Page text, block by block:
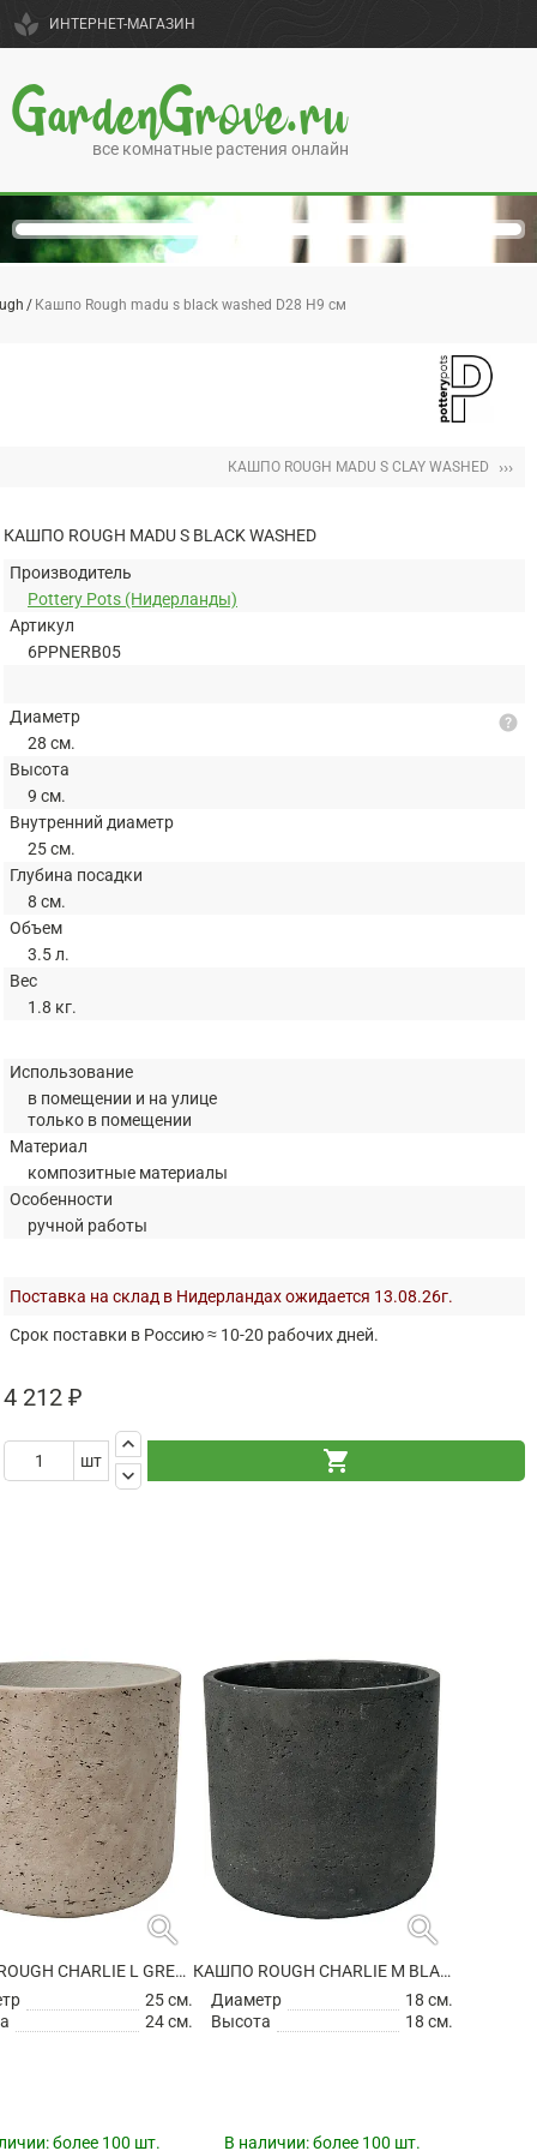
spa ИНТЕРНЕТ-МАГАЗИН
GardenGrove.ru
все комнатные растения онлайн
Кашпо Rough madu s black washed D28 H9 см
КАШПО ROUGH MADU S CLAY WASHED ›››
КАШПО ROUGH MADU S BLACK WASHED
Производитель
Pottery Pots (Нидерланды)
Артикул
6PPNERB05
Диаметр
28 см.
Высота
9 см.
Внутренний диаметр
25 см.
Глубина посадки
8 см.
Объем
3.5 л.
Вес
1.8 кг.
help
Использование
в помещении и на улице
только в помещении
Материал
композитные материалы
Особенности
ручной работы
Поставка на склад в Нидерландах ожидается 13.08.26г.
Срок поставки в Россию ≈ 10-20 рабочих дней.
4 212 ₽
шт
keyboard_arrow_up
keyboard_arrow_down
shopping_cart
search
КАШПО ROUGH CHARLIE L GREY WASHED
25 см.
24 см.
более 100 шт.
search
КАШПО ROUGH CHARLIE M BLACK WASHED
Диаметр
18 см.
Высота
18 см.
В наличии:более 100 шт.